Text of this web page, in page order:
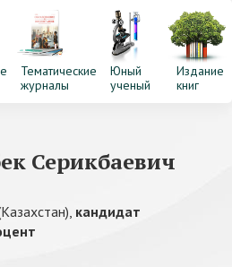
Тематические
журналы
Юный
ученый
Издание
книг
Серикбаевич
кандидат